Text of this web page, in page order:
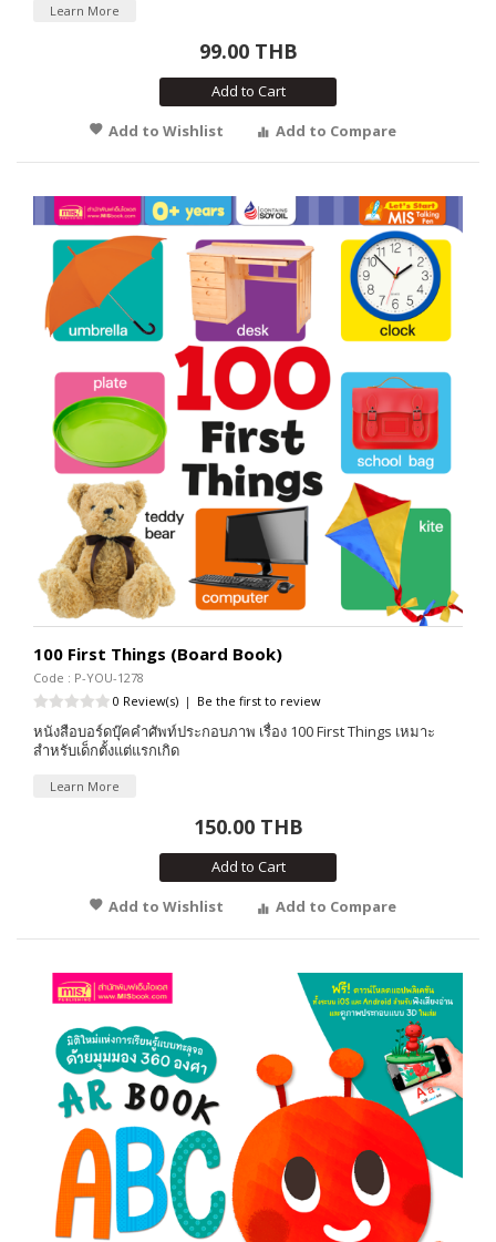
Learn More
99.00 THB
Add to Cart
Add to Wishlist
Add to Compare
100 First Things (Board Book)
Code : P-YOU-1278
0 Review(s) | Be the first to review
หนังสือบอร์ดบุ๊คคำศัพท์ประกอบภาพ เรื่อง 100 First Things เหมาะ
สำหรับเด็กตั้งแต่แรกเกิด
Learn More
150.00 THB
Add to Cart
Add to Wishlist
Add to Compare